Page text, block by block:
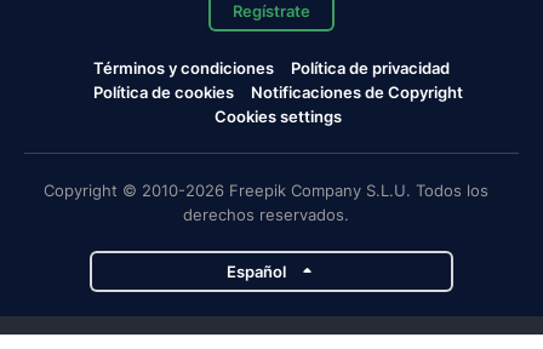
Regístrate
Términos y condiciones
Política de privacidad
Política de cookies
Notificaciones de Copyright
Cookies settings
Copyright © 2010-2026 Freepik Company S.L.U. Todos los
derechos reservados.
Español